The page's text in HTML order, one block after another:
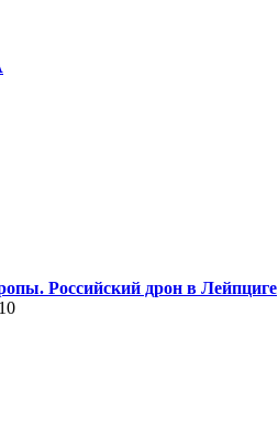
Российский дрон в Лейпциге